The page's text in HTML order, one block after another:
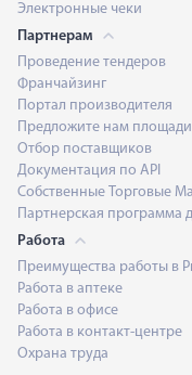
Электронные чеки
Партнерам
Проведение тендеров
Франчайзинг
Портал производителя
Предложите нам
Отбор поставщиков
Документация по API
Собственные Торговые
Партнерская программа
Работа
Преимущества работы в
Работа в аптеке
Работа в офисе
Работа в контакт-центре
Охрана труда